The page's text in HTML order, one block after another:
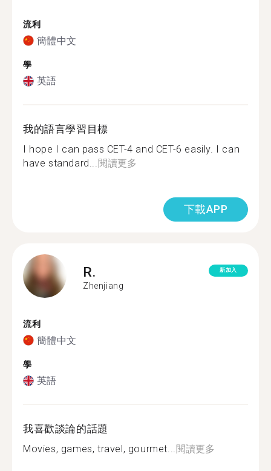
流利
簡體中文
學
英語
我的語言學習目標
I hope I can pass CET-4 and CET-6 easily. I can
have standard...閱讀更多
下載APP
R.
Zhenjiang
新加入
流利
簡體中文
學
英語
我喜歡談論的話題
Movies, games, travel, gourmet...閱讀更多